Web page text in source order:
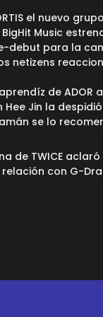
el nuevo
Music
debut para la
netizens
aprendíz de ADOR
Hee Jin la
se lo
de TWICE
relación con G-